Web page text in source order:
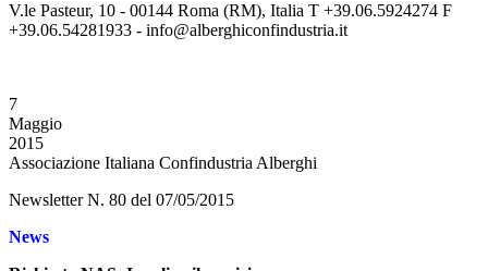
V.le Pasteur, 10 - 00144 Roma (RM), Italia T +39.06.5924274 F
+39.06.54281933 - info@alberghiconfindustria.it
7
Maggio
2015
Associazione Italiana Confindustria Alberghi
Newsletter N. 80 del 07/05/2015
News